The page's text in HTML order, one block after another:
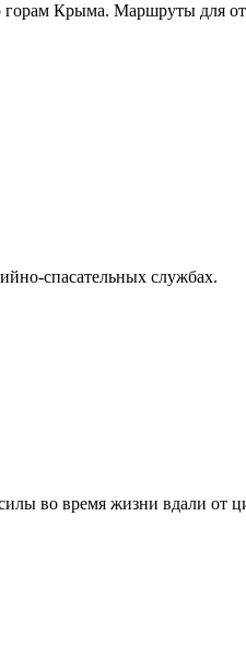
Крыма. Маршруты для
спасательных службах.
во время жизни вдали от